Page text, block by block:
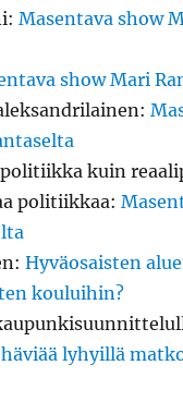
:Masentava show
show Mari
:
kuin
politiikkaa:
:Hyväosaisten
kouluihin?
häviää lyhyillä